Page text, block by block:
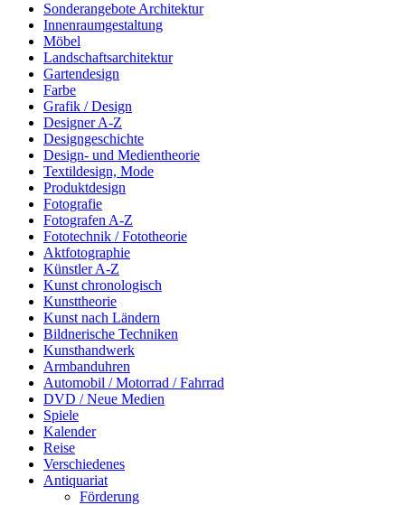
Sonderangebote Architektur
Innenraumgestaltung
Möbel
Landschaftsarchitektur
Gartendesign
Farbe
Grafik / Design
Designer A-Z
Designgeschichte
Design- und Medientheorie
Textildesign, Mode
Produktdesign
Fotografie
Fotografen A-Z
Fototechnik / Fototheorie
Aktfotographie
Künstler A-Z
Kunst chronologisch
Kunsttheorie
Kunst nach Ländern
Bildnerische Techniken
Kunsthandwerk
Armbanduhren
Automobil / Motorrad / Fahrrad
DVD / Neue Medien
Spiele
Kalender
Reise
Verschiedenes
Antiquariat
Förderung